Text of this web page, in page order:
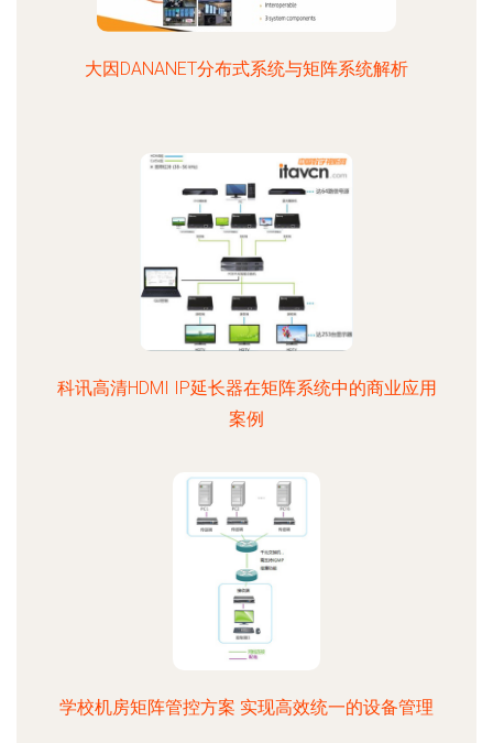
大因DANANET分布式系统与矩阵系统解析
科讯高清HDMI IP延长器在矩阵系统中的商业应用
案例
学校机房矩阵管控方案 实现高效统一的设备管理